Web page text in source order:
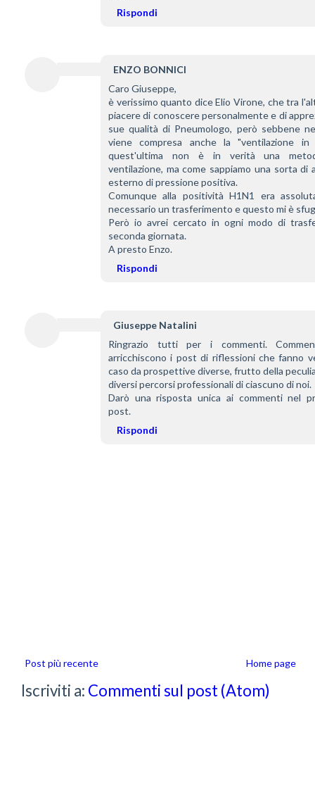
Rispondi
ENZO BONNICI
Caro Giuseppe,
è verissimo quanto dice Elio Virone, che tra
piacere di conoscere personalmente e di
sue qualità di Pneumologo, però sebbene
viene compresa anche la "ventilazione in
quest'ultima non è in verità una
ventilazione, ma come sappiamo una sorta di
esterno di pressione positiva.
Comunque alla positività H1N1 era
necessario un trasferimento e questo mi è
Però io avrei cercato in ogni modo di
seconda giornata.
A presto Enzo.
Rispondi
Giuseppe Natalini
Ringrazio tutti per i commenti.
arricchiscono i post di riflessioni che fanno
caso da prospettive diverse, frutto della
diversi percorsi professionali di ciascuno di noi.
Darò una risposta unica ai commenti nel
post.
Rispondi
Post più recente Home page
Iscriviti a: Commenti sul post (Atom)